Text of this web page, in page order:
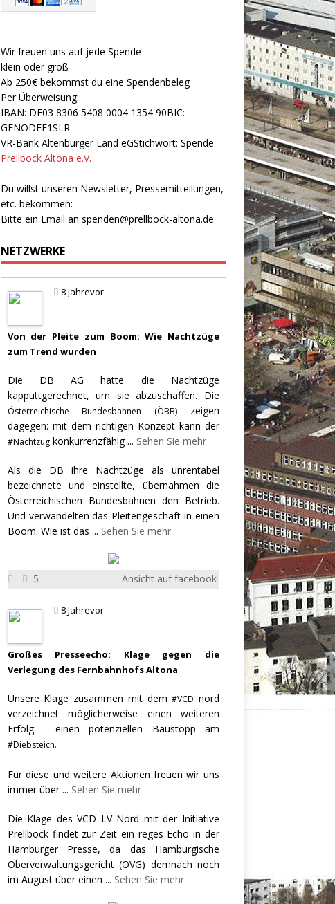
Wir freuen uns auf jede Spende
klein oder groß
Ab 250€ bekommst du eine Spendenbeleg
Per Überweisung:
IBAN: DE03 8306 5408 0004 1354 90BIC:
GENODEF1SLR
VR-Bank Altenburger Land eGStichwort: Spende
Prellbock Altona e.V.
Du willst unseren Newsletter, Pressemitteilungen,
etc. bekommen:
Bitte ein Email an spenden@prellbock-altona.de
NETZWERKE
8 Jahrevor
Von der Pleite zum Boom: Wie Nachtzüge
zum Trend wurden
Die DB AG hatte die Nachtzüge
kapputtgerechnet, um sie abzuschaffen. Die
Österreichische Bundesbahnen (ÖBB)zeigen
dagegen: mit dem richtigen Konzept kann der
#Nachtzugkonkurrenzfähig... Sehen Sie mehr
Als die DB ihre Nachtzüge als unrentabel
bezeichnete und einstellte, übernahmen die
Österreichischen Bundesbahnen den Betrieb.
Und verwandelten das Pleitengeschäft in einen
Boom. Wie ist das ... Sehen Sie mehr
5 Ansicht auf facebook
8 Jahrevor
Großes Presseecho: Klage gegen die
Verlegung des Fernbahnhofs Altona
Unsere Klage zusammen mit dem#VCD nord
verzeichnet möglicherweise einen weiteren
Erfolg - einen potenziellen Baustopp am
#Diebsteich.
Für diese und weitere Aktionen freuen wir uns
immer über... Sehen Sie mehr
Die Klage des VCD LV Nord mit der Initiative
Prellbock findet zur Zeit ein reges Echo in der
Hamburger Presse, da das Hamburgische
Oberverwaltungsgericht (OVG) demnach noch
im August über einen ... Sehen Sie mehr